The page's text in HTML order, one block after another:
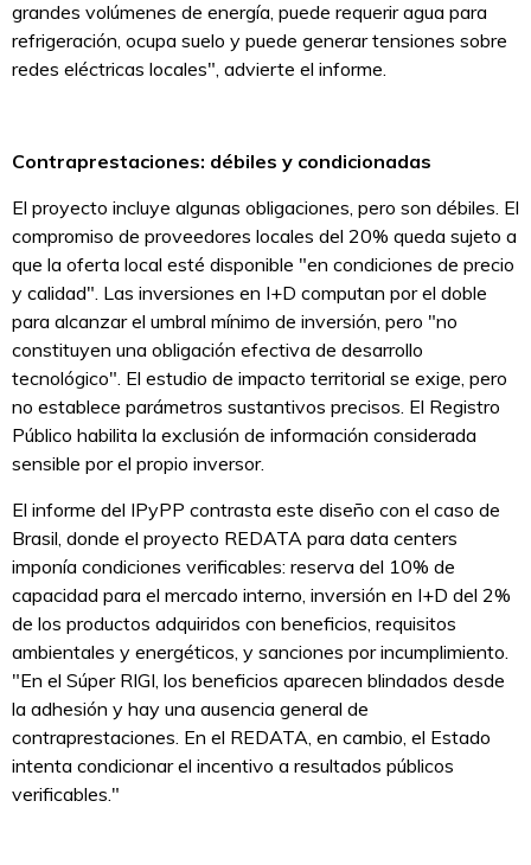
grandes volúmenes de energía, puede requerir agua para
refrigeración, ocupa suelo y puede generar tensiones sobre
redes eléctricas locales", advierte el informe.
Contraprestaciones: débiles y condicionadas
El proyecto incluye algunas obligaciones, pero son débiles. El
compromiso de proveedores locales del 20% queda sujeto a
que la oferta local esté disponible "en condiciones de precio
y calidad". Las inversiones en I+D computan por el doble
para alcanzar el umbral mínimo de inversión, pero "no
constituyen una obligación efectiva de desarrollo
tecnológico". El estudio de impacto territorial se exige, pero
no establece parámetros sustantivos precisos. El Registro
Público habilita la exclusión de información considerada
sensible por el propio inversor.
El informe del IPyPP contrasta este diseño con el caso de
Brasil, donde el proyecto REDATA para data centers
imponía condiciones verificables: reserva del 10% de
capacidad para el mercado interno, inversión en I+D del 2%
de los productos adquiridos con beneficios, requisitos
ambientales y energéticos, y sanciones por incumplimiento.
"En el Súper RIGI, los beneficios aparecen blindados desde
la adhesión y hay una ausencia general de
contraprestaciones. En el REDATA, en cambio, el Estado
intenta condicionar el incentivo a resultados públicos
verificables."